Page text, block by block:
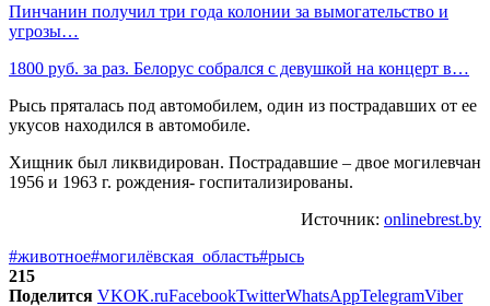
Пинчанин получил три года колонии за вымогательство и
угрозы…
1800 руб. за раз. Белорус собрался с девушкой на концерт в…
Рысь пряталась под автомобилем, один из пострадавших от ее
укусов находился в автомобиле.
Хищник был ликвидирован. Пострадавшие – двое могилевчан
1956 и 1963 г. рождения- госпитализированы.
Источник: onlinebrest.by
#животное#могилёвская_область#рысь
215
Поделится VKOK.ruFacebookTwitterWhatsAppTelegramViber